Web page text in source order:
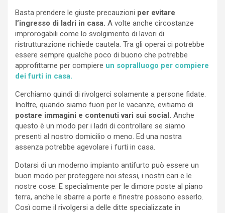
Basta prendere le giuste precauzioni per evitare
l’ingresso di ladri in casa. A volte anche circostanze
improrogabili come lo svolgimento di lavori di
ristrutturazione richiede cautela. Tra gli operai ci potrebbe
essere sempre qualche poco di buono che potrebbe
approfittarne per compiere un sopralluogo per compiere
dei furti in casa.
Cerchiamo quindi di rivolgerci solamente a persone fidate.
Inoltre, quando siamo fuori per le vacanze, evitiamo di
postare immagini e contenuti vari sui social. Anche
questo è un modo per i ladri di controllare se siamo
presenti al nostro domicilio o meno. Ed una nostra
assenza potrebbe agevolare i furti in casa.
Dotarsi di un moderno impianto antifurto può essere un
buon modo per proteggere noi stessi, i nostri cari e le
nostre cose. E specialmente per le dimore poste al piano
terra, anche le sbarre a porte e finestre possono esserlo.
Così come il rivolgersi a delle ditte specializzate in